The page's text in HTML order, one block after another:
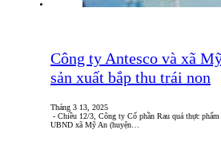
Công ty Antesco và xã
sản xuất bắp thu trái non
Tháng 3 13, 2025
- Chiều 12/3, Công ty Cổ phần Rau quả thực
UBND xã Mỹ An (huyện…